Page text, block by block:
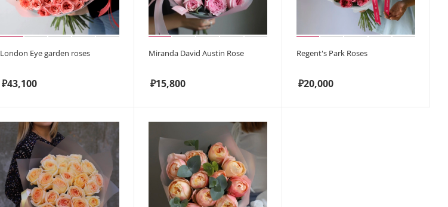
London Eye garden roses
₽43,100
Miranda David Austin Rose
₽15,800
Regent's Park Roses
₽20,000